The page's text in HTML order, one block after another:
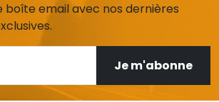
boîte email avec nos dernières
Je m'abonne